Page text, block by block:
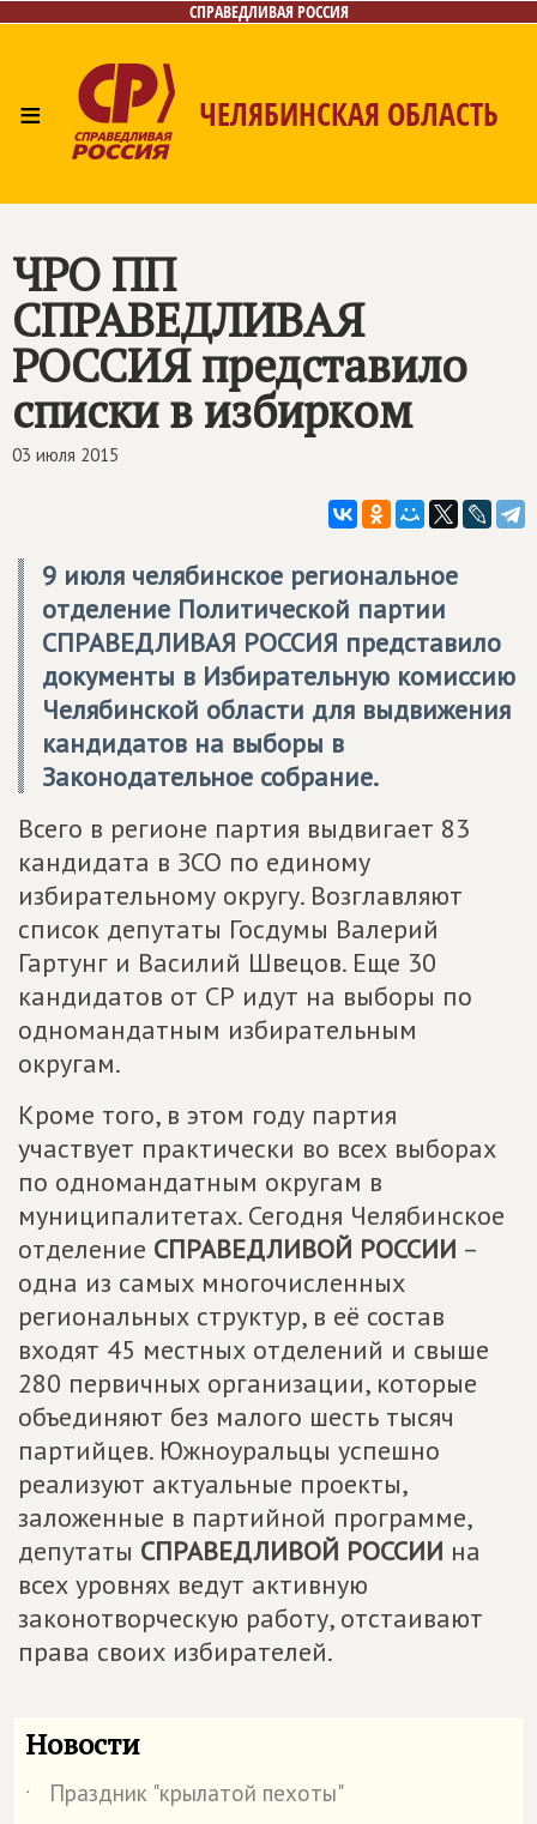
СПРАВЕДЛИВАЯ РОССИЯ
≡ ЧЕЛЯБИНСКАЯ ОБЛАСТЬ
ЧРО ПП
СПРАВЕДЛИВАЯ
РОССИЯпредставило
списки в избирком
03 июля 2015
9 июля челябинское региональное
отделение Политической партии
СПРАВЕДЛИВАЯ РОССИЯ представило
документы в Избирательную комиссию
Челябинской области для выдвижения
кандидатов на выборы в
Законодательное собрание.
Всего в регионе партия выдвигает 83
кандидата в ЗСО по единому
избирательному округу. Возглавляют
список депутаты Госдумы Валерий
Гартунг и Василий Швецов. Еще 30
кандидатов от СР идут на выборы по
одномандатным избирательным
округам.
Кроме того, в этом году партия
участвует практически во всех выборах
по одномандатным округам в
муниципалитетах. Сегодня Челябинское
отделение СПРАВЕДЛИВОЙ РОССИИ –
одна из самых многочисленных
региональных структур, в её состав
входят 45 местных отделений и свыше
280 первичных организации, которые
объединяют без малого шесть тысяч
партийцев. Южноуральцы успешно
реализуют актуальные проекты,
заложенные в партийной программе,
депутаты СПРАВЕДЛИВОЙ РОССИИ на
всех уровнях ведут активную
законотворческую работу, отстаивают
права своих избирателей.
Новости
˙
Праздник "крылатой пехоты"